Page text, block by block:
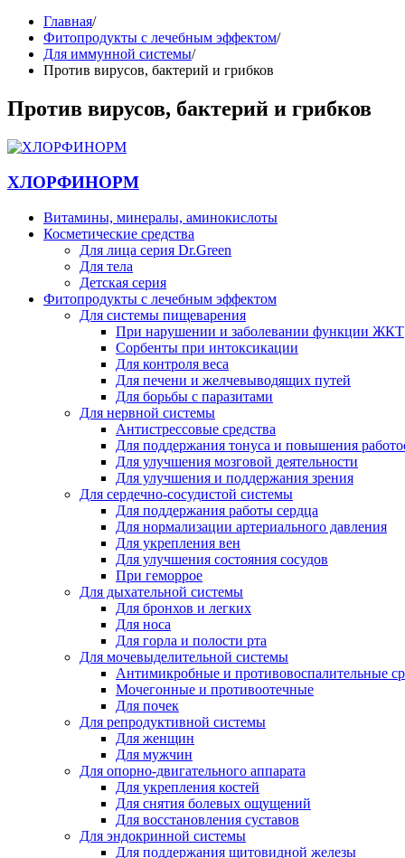
Главная/
Фитопродукты с лечебным эффектом/
Для иммунной системы/
Против вирусов, бактерий и грибков
Против вирусов, бактерий и грибков
ХЛОРФИНОРМ
Витамины, минералы, аминокислоты
Косметические средства
Для лица серия Dr.Green
Для тела
Детская серия
Фитопродукты с лечебным эффектом
Для системы пищеварения
При нарушении и заболевании функции ЖКТ
Сорбенты при интоксикации
Для контроля веса
Для печени и желчевыводящих путей
Для борьбы с паразитами
Для нервной системы
Антистрессовые средства
Для поддержания тонуса и повышения
Для улучшения мозговой деятельности
Для улучшения и поддержания зрения
Для сердечно-сосудистой системы
Для поддержания работы сердца
Для нормализации артериального давления
Для укрепления вен
Для улучшения состояния сосудов
При геморрое
Для дыхательной системы
Для бронхов и легких
Для носа
Для горла и полости рта
Для мочевыделительной системы
Антимикробные и противовоспалительные
Мочегонные и противоотечные
Для почек
Для репродуктивной системы
Для женщин
Для мужчин
Для опорно-двигательного аппарата
Для укрепления костей
Для снятия болевых ощущений
Для восстановления суставов
Для эндокринной системы
Для поддержания щитовидной железы